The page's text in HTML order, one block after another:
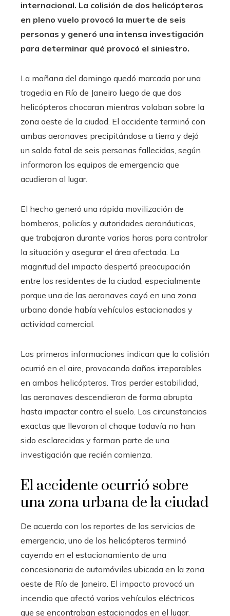
internacional. La colisión de dos helicópteros
en pleno vuelo provocó la muerte de seis
personas y generó una intensa investigación
para determinar qué provocó el siniestro.
La mañana del domingo quedó marcada por una
tragedia en Río de Janeiro luego de que dos
helicópteros chocaran mientras volaban sobre la
zona oeste de la ciudad. El accidente terminó con
ambas aeronaves precipitándose a tierra y dejó
un saldo fatal de seis personas fallecidas, según
informaron los equipos de emergencia que
acudieron al lugar.
El hecho generó una rápida movilización de
bomberos, policías y autoridades aeronáuticas,
que trabajaron durante varias horas para controlar
la situación y asegurar el área afectada. La
magnitud del impacto despertó preocupación
entre los residentes de la ciudad, especialmente
porque una de las aeronaves cayó en una zona
urbana donde había vehículos estacionados y
actividad comercial.
Las primeras informaciones indican que la colisión
ocurrió en el aire, provocando daños irreparables
en ambos helicópteros. Tras perder estabilidad,
las aeronaves descendieron de forma abrupta
hasta impactar contra el suelo. Las circunstancias
exactas que llevaron al choque todavía no han
sido esclarecidas y forman parte de una
investigación que recién comienza.
El accidente ocurrió sobre
una zona urbana de la ciudad
De acuerdo con los reportes de los servicios de
emergencia, uno de los helicópteros terminó
cayendo en el estacionamiento de una
concesionaria de automóviles ubicada en la zona
oeste de Río de Janeiro. El impacto provocó un
incendio que afectó varios vehículos eléctricos
que se encontraban estacionados en el lugar.